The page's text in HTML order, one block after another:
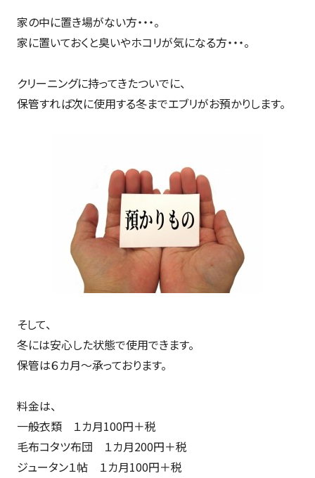
家の中に置き場がない方・・・。
家に置いておくと臭いやホコリが気になる方・・・。
クリーニングに持ってきたついでに、
保管すれば次に使用する冬までエブリがお預かりします。
そして、
冬には安心した状態で使用できます。
保管は６カ月～承っております。
料金は、
一般衣類 １カ月100円＋税
毛布コタツ布団 １カ月200円＋税
ジュータン１帖 １カ月100円＋税